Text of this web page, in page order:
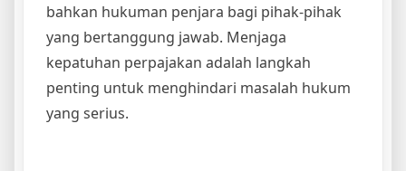
bahkan hukuman penjara bagi pihak-pihak
yang bertanggung jawab. Menjaga
kepatuhan perpajakan adalah langkah
penting untuk menghindari masalah hukum
yang serius.